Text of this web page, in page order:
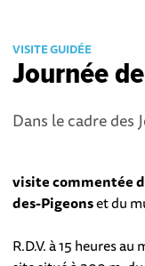
VISITE GUIDÉE
Journée
Dans le cadre des
visite commentée
des-Pigeonset du
R.D.V. à 15 heures